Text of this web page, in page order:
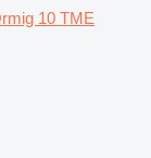
10 TME